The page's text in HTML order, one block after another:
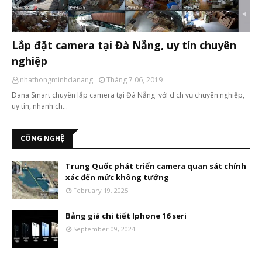
Lắp đặt camera tại Đà Nẵng, uy tín chuyên
nghiệp
nhathongminhdanang
Tháng 7 06, 2019
Dana Smart chuyên lắp camera tại Đà Nẵng với dịch vụ chuyên nghiệp,
uy tín, nhanh ch…
CÔNG NGHỆ
Trung Quốc phát triển camera quan sát chính
xác đến mức không tưởng
February 19, 2025
Bảng giá chi tiết Iphone 16 seri
September 09, 2024